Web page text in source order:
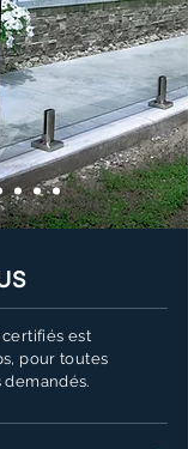
est
pour toutes
demandés.